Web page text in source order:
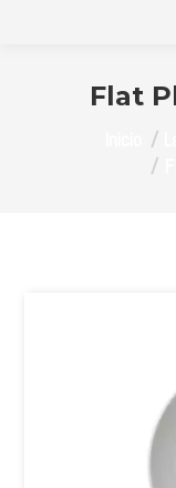
Flat